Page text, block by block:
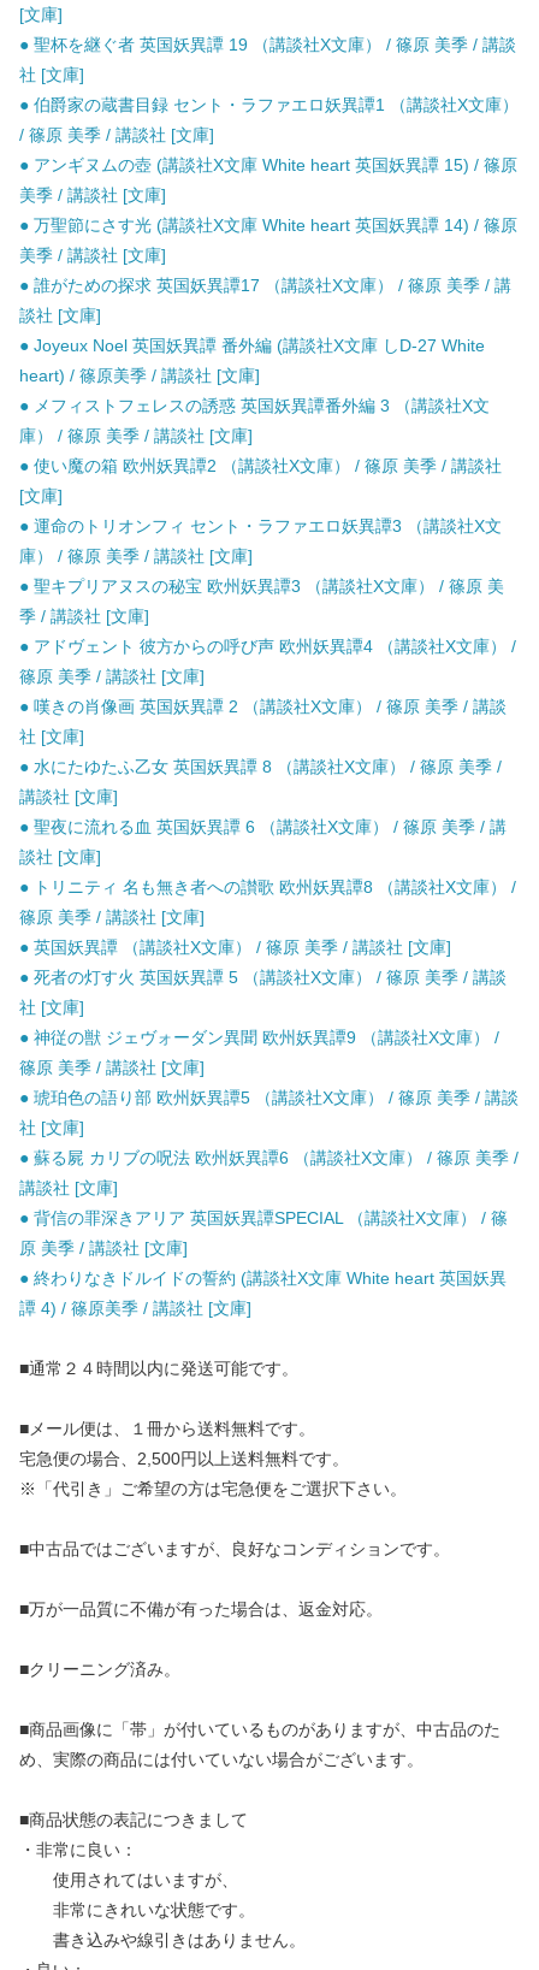
[文庫]
● 聖杯を継ぐ者 英国妖異譚 19 （講談社X文庫） / 篠原 美季 / 講談
社 [文庫]
● 伯爵家の蔵書目録 セント・ラファエロ妖異譚1 （講談社X文庫）
/ 篠原 美季 / 講談社 [文庫]
● アンギヌムの壺 (講談社X文庫 White heart 英国妖異譚 15) / 篠原
美季 / 講談社 [文庫]
● 万聖節にさす光 (講談社X文庫 White heart 英国妖異譚 14) / 篠原
美季 / 講談社 [文庫]
● 誰がための探求 英国妖異譚17 （講談社X文庫） / 篠原 美季 / 講
談社 [文庫]
● Joyeux Noel 英国妖異譚 番外編 (講談社X文庫 しD-27 White
heart) / 篠原美季 / 講談社 [文庫]
● メフィストフェレスの誘惑 英国妖異譚番外編 3 （講談社X文
庫） / 篠原 美季 / 講談社 [文庫]
● 使い魔の箱 欧州妖異譚2 （講談社X文庫） / 篠原 美季 / 講談社
[文庫]
● 運命のトリオンフィ セント・ラファエロ妖異譚3 （講談社X文
庫） / 篠原 美季 / 講談社 [文庫]
● 聖キプリアヌスの秘宝 欧州妖異譚3 （講談社X文庫） / 篠原 美
季 / 講談社 [文庫]
● アドヴェント 彼方からの呼び声 欧州妖異譚4 （講談社X文庫） /
篠原 美季 / 講談社 [文庫]
● 嘆きの肖像画 英国妖異譚 2 （講談社X文庫） / 篠原 美季 / 講談
社 [文庫]
● 水にたゆたふ乙女 英国妖異譚 8 （講談社X文庫） / 篠原 美季 /
講談社 [文庫]
● 聖夜に流れる血 英国妖異譚 6 （講談社X文庫） / 篠原 美季 / 講
談社 [文庫]
● トリニティ 名も無き者への讃歌 欧州妖異譚8 （講談社X文庫） /
篠原 美季 / 講談社 [文庫]
● 英国妖異譚 （講談社X文庫） / 篠原 美季 / 講談社 [文庫]
● 死者の灯す火 英国妖異譚 5 （講談社X文庫） / 篠原 美季 / 講談
社 [文庫]
● 神従の獣 ジェヴォーダン異聞 欧州妖異譚9 （講談社X文庫） /
篠原 美季 / 講談社 [文庫]
● 琥珀色の語り部 欧州妖異譚5 （講談社X文庫） / 篠原 美季 / 講談
社 [文庫]
● 蘇る屍 カリブの呪法 欧州妖異譚6 （講談社X文庫） / 篠原 美季 /
講談社 [文庫]
● 背信の罪深きアリア 英国妖異譚SPECIAL （講談社X文庫） / 篠
原 美季 / 講談社 [文庫]
● 終わりなきドルイドの誓約 (講談社X文庫 White heart 英国妖異
譚 4) / 篠原美季 / 講談社 [文庫]
■通常２４時間以内に発送可能です。
■メール便は、１冊から送料無料です。
宅急便の場合、2,500円以上送料無料です。
※「代引き」ご希望の方は宅急便をご選択下さい。
■中古品ではございますが、良好なコンディションです。
■万が一品質に不備が有った場合は、返金対応。
■クリーニング済み。
■商品画像に「帯」が付いているものがありますが、中古品のた
め、実際の商品には付いていない場合がございます。
■商品状態の表記につきまして
・非常に良い：
使用されてはいますが、
非常にきれいな状態です。
書き込みや線引きはありません。